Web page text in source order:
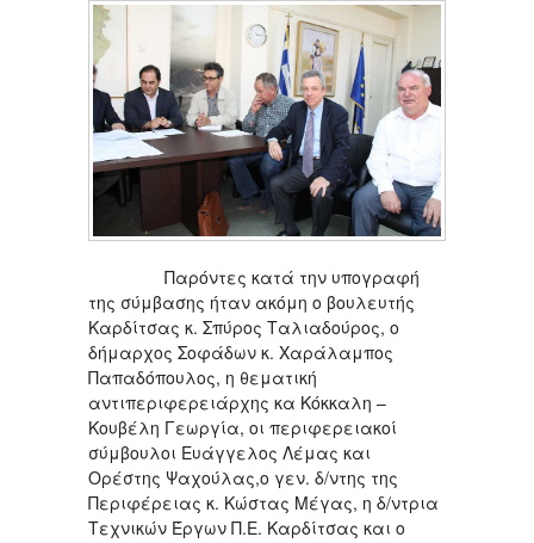
Παρόντες κατά την υπογραφή
της σύμβασης ήταν ακόμη ο βουλευτής
Καρδίτσας κ. Σπύρος Ταλιαδούρος, ο
δήμαρχος Σοφάδων κ. Χαράλαμπος
Παπαδόπουλος, η θεματική
αντιπεριφερειάρχης κα Κόκκαλη –
Κουβέλη Γεωργία, οι περιφερειακοί
σύμβουλοι Ευάγγελος Λέμας και
Ορέστης Ψαχούλας,ο γεν. δ/ντης της
Περιφέρειας κ. Κώστας Μέγας, η δ/ντρια
Τεχνικών Έργων Π.Ε. Καρδίτσας και ο